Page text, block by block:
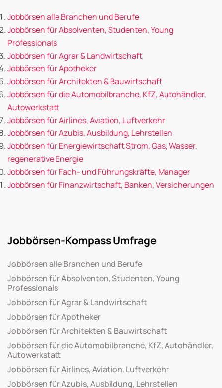
Jobbörsen alle Branchen und Berufe
Jobbörsen für Absolventen, Studenten, Young
Professionals
Jobbörsen für Agrar & Landwirtschaft
Jobbörsen für Apotheker
Jobbörsen für Architekten & Bauwirtschaft
Jobbörsen für die Automobilbranche, KfZ, Autohändler,
Autowerkstatt
Jobbörsen für Airlines, Aviation, Luftverkehr
Jobbörsen für Azubis, Ausbildung, Lehrstellen
Jobbörsen für Energiewirtschaft Strom, Gas, Wasser,
regenerative Energie
Jobbörsen für Fach- und Führungskräfte, Manager
Jobbörsen für Finanzwirtschaft, Banken, Versicherungen
Jobbörsen-Kompass Umfrage
Jobbörsen alle Branchen und Berufe
Jobbörsen für Absolventen, Studenten, Young
Professionals
Jobbörsen für Agrar & Landwirtschaft
Jobbörsen für Apotheker
Jobbörsen für Architekten & Bauwirtschaft
Jobbörsen für die Automobilbranche, KfZ, Autohändler,
Autowerkstatt
Jobbörsen für Airlines, Aviation, Luftverkehr
Jobbörsen für Azubis, Ausbildung, Lehrstellen